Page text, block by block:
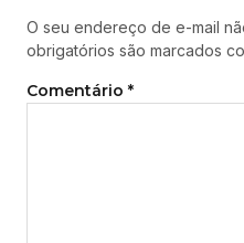
O seu endereço de e-mail
obrigatórios são marcados
Comentário *